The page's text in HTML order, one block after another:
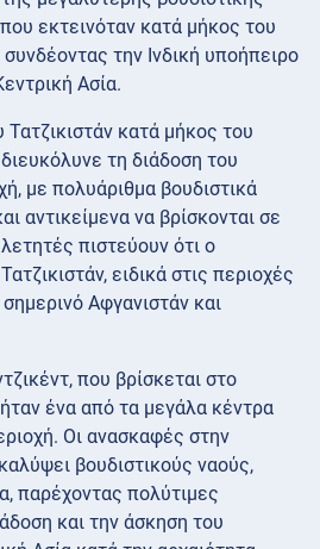
εκτεινόταν κατά μήκος του
την Ινδική υποήπειρο
Ασία.
κατά μήκος του
τη διάδοση του
με πολυάριθμα βουδιστικά
αντικείμενα να βρίσκονται σε
πιστεύουν ότι ο
ειδικά στις περιοχές
Αφγανιστάν και
που βρίσκεται στο
ήταν ένα από τα μεγάλα κέντρα
Οι ανασκαφές στην
βουδιστικούς ναούς,
παρέχοντας πολύτιμες
και την άσκηση του